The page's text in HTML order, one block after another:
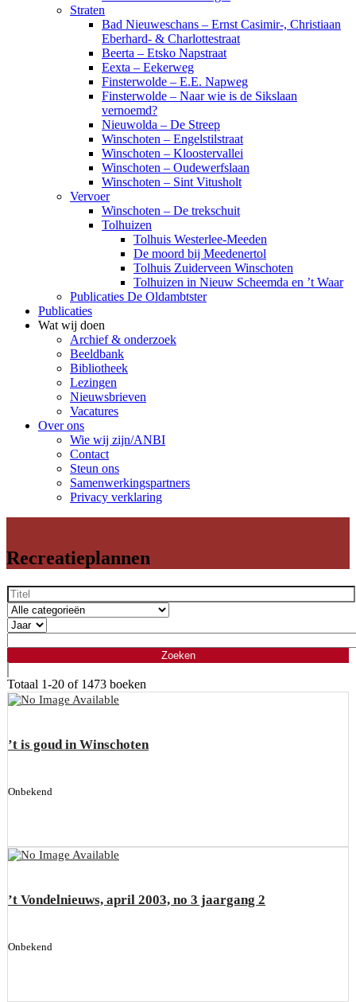
Straten
Bad Nieuweschans – Ernst Casimir-, Christiaan
Eberhard- & Charlottestraat
Beerta – Etsko Napstraat
Eexta – Eekerweg
Finsterwolde – E.E. Napweg
Finsterwolde – Naar wie is de Sikslaan
vernoemd?
Nieuwolda – De Streep
Winschoten – Engelstilstraat
Winschoten – Kloostervallei
Winschoten – Oudewerfslaan
Winschoten – Sint Vitusholt
Vervoer
Winschoten – De trekschuit
Tolhuizen
Tolhuis Westerlee-Meeden
De moord bij Meedenertol
Tolhuis Zuiderveen Winschoten
Tolhuizen in Nieuw Scheemda en ’t Waar
Publicaties De Oldambtster
Publicaties
Wat wij doen
Archief & onderzoek
Beeldbank
Bibliotheek
Lezingen
Nieuwsbrieven
Vacatures
Over ons
Wie wij zijn/ANBI
Contact
Steun ons
Samenwerkingspartners
Privacy verklaring
Recreatieplannen
Totaal 1-20 of 1473 boeken
’t is goud in Winschoten
Onbekend
’t Vondelnieuws, april 2003, no 3 jaargang 2
Onbekend